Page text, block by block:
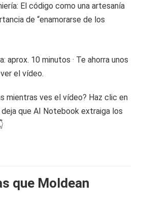
El código como una artesanía
de “enamorarse de los
10 minutos · Te ahorra unos
el vídeo.
mientras ves el vídeo? Haz clic en
deja que AI Notebook extraiga los
que Moldean